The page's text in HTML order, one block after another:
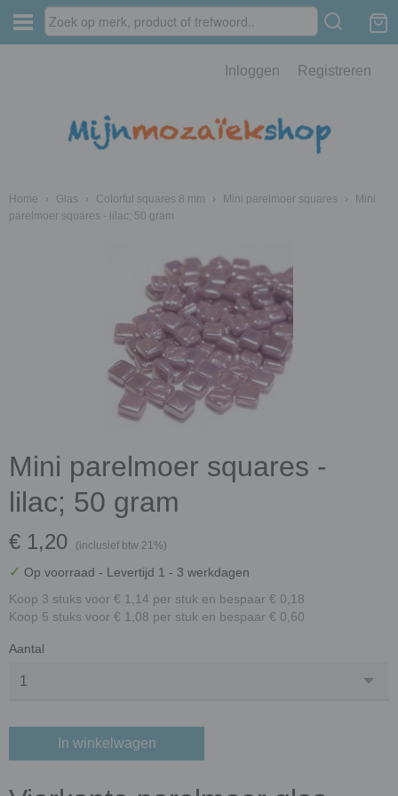
Inloggen Registreren
Home › Glas › Colorful squares 8 mm › Mini parelmoer squares ›
Mini
parelmoer squares - lilac; 50 gram
Mini parelmoer squares -
lilac; 50 gram
€ 1,20 (inclusief btw 21%)
✓ Op voorraad - Levertijd 1 - 3 werkdagen
Koop 3 stuks voor € 1,14 per stuk en bespaar € 0,18
Koop 5 stuks voor € 1,08 per stuk en bespaar € 0,60
Aantal
In winkelwagen